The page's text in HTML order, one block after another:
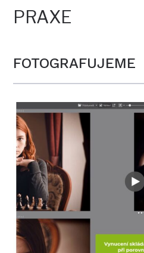
PRAXE
FOTOGRAFUJEME